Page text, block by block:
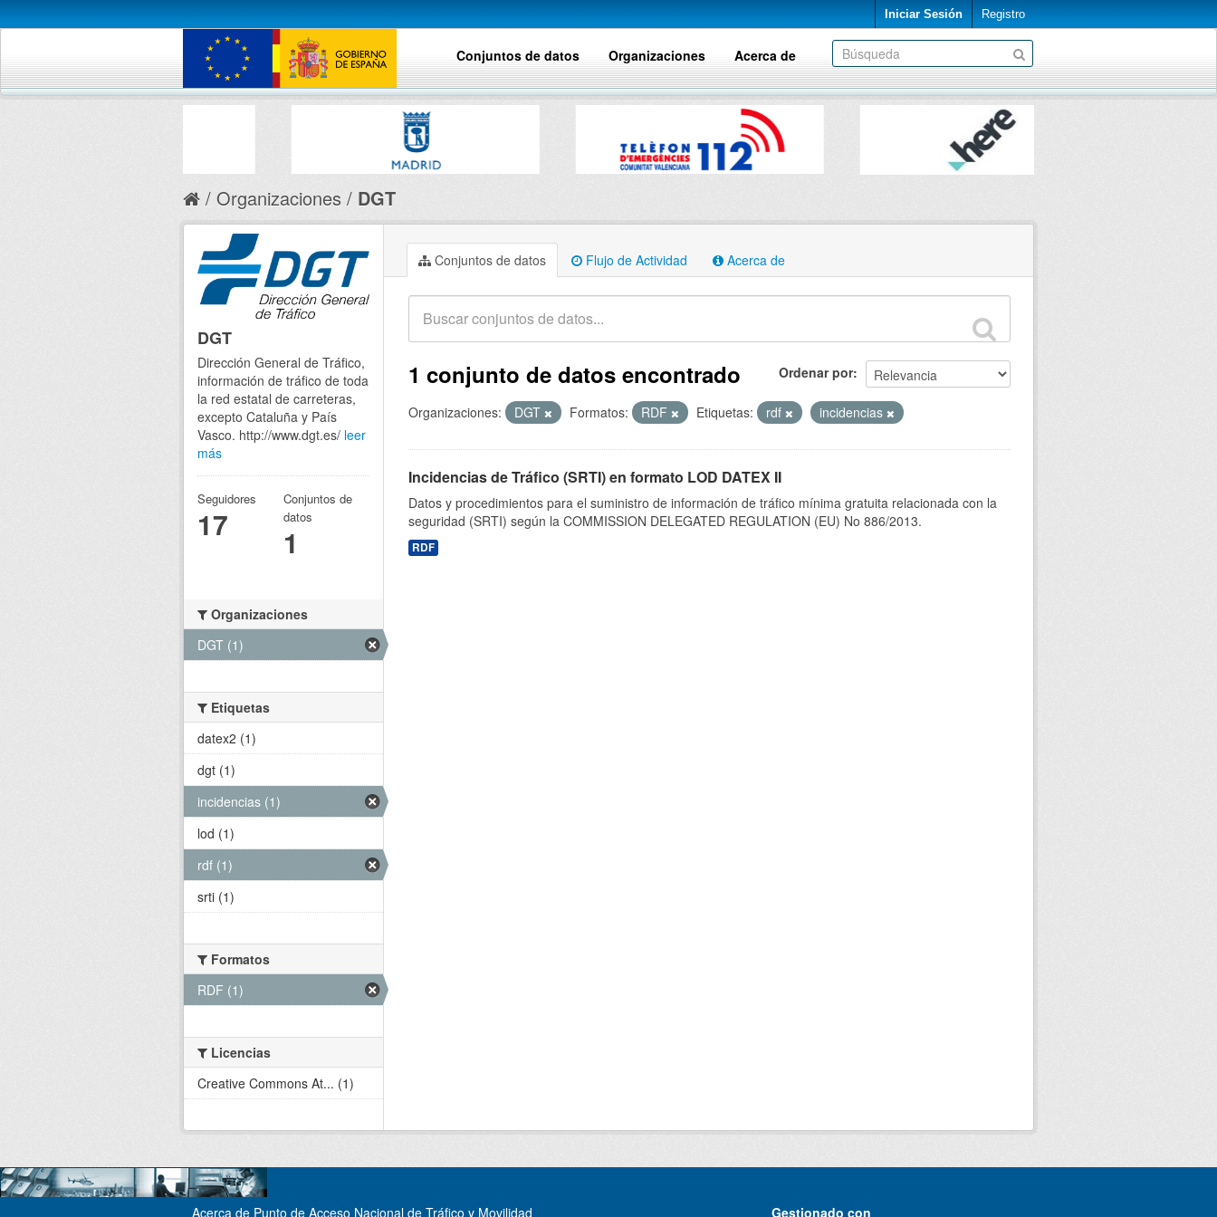
Iniciar Sesión Registro
Conjuntos de datos Organizaciones Acerca de
Organizaciones DGT
Conjuntos de datos Flujo de Actividad Acerca de
Ordenar por
1 conjunto de datos encontrado
Organizaciones: DGT Formatos: RDF Etiquetas: rdf incidencias
Incidencias de Tráfico (SRTI) en formato LOD DATEX II
Datos y procedimientos para el suministro de información de tráfico mínima gratuita relacionada con la
seguridad (SRTI) según la COMMISSION DELEGATED REGULATION (EU) No 886/2013.
RDF
DGT
Dirección General de Tráfico,
información de tráfico de toda
la red estatal de carreteras,
excepto Cataluña y País
Vasco. http://www.dgt.es/ leer
más
Seguidores
17
Conjuntos de
datos
1
Organizaciones
DGT (1)
Etiquetas
datex2 (1)
dgt (1)
incidencias (1)
lod (1)
rdf (1)
srti (1)
Formatos
RDF (1)
Licencias
Creative Commons At... (1)
Acerca de Punto de Acceso Nacional de Tráfico y Movilidad Gestionado con